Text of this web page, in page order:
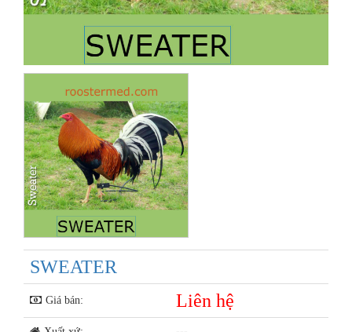
SWEATER
Giá bán: Liên hệ